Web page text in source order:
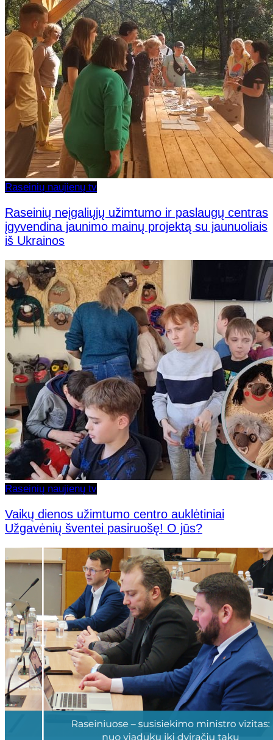
Raseinių naujienų tv
Raseinių neįgaliųjų užimtumo ir paslaugų centras
įgyvendina jaunimo mainų projektą su jaunuoliais
iš Ukrainos
Raseinių naujienų tv
Vaikų dienos užimtumo centro auklėtiniai
Užgavėnių šventei pasiruošę! O jūs?